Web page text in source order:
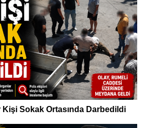
Sokak Ortasında Darbedildi